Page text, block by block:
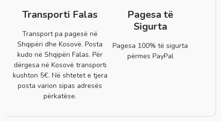
Transporti Falas
Transport pa pagesë në
Shqipëri dhe Kosovë. Posta
kudo në Shqipëri Falas. Për
dërgesa në Kosovë transporti
kushton 5€. Në shtetet e tjera
posta varion sipas adresës
përkatëse.
Pagesa të
Sigurta
Pagesa 100% të sigurta
përmes PayPal